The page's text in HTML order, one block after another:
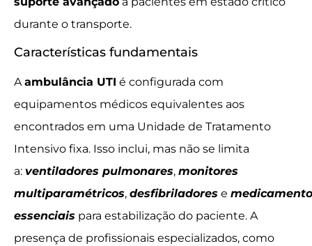
durante o transporte.
Características fundamentais
Aambulância UTI é configurada com
equipamentos médicos equivalentes aos
encontrados em uma Unidade de Tratamento
Intensivo fixa. Isso inclui, mas não se limita
a: ventiladores pulmonares, monitores
multiparamétricos, desfibriladores e
essenciais para estabilização do paciente. A
presença de profissionais especializados, como